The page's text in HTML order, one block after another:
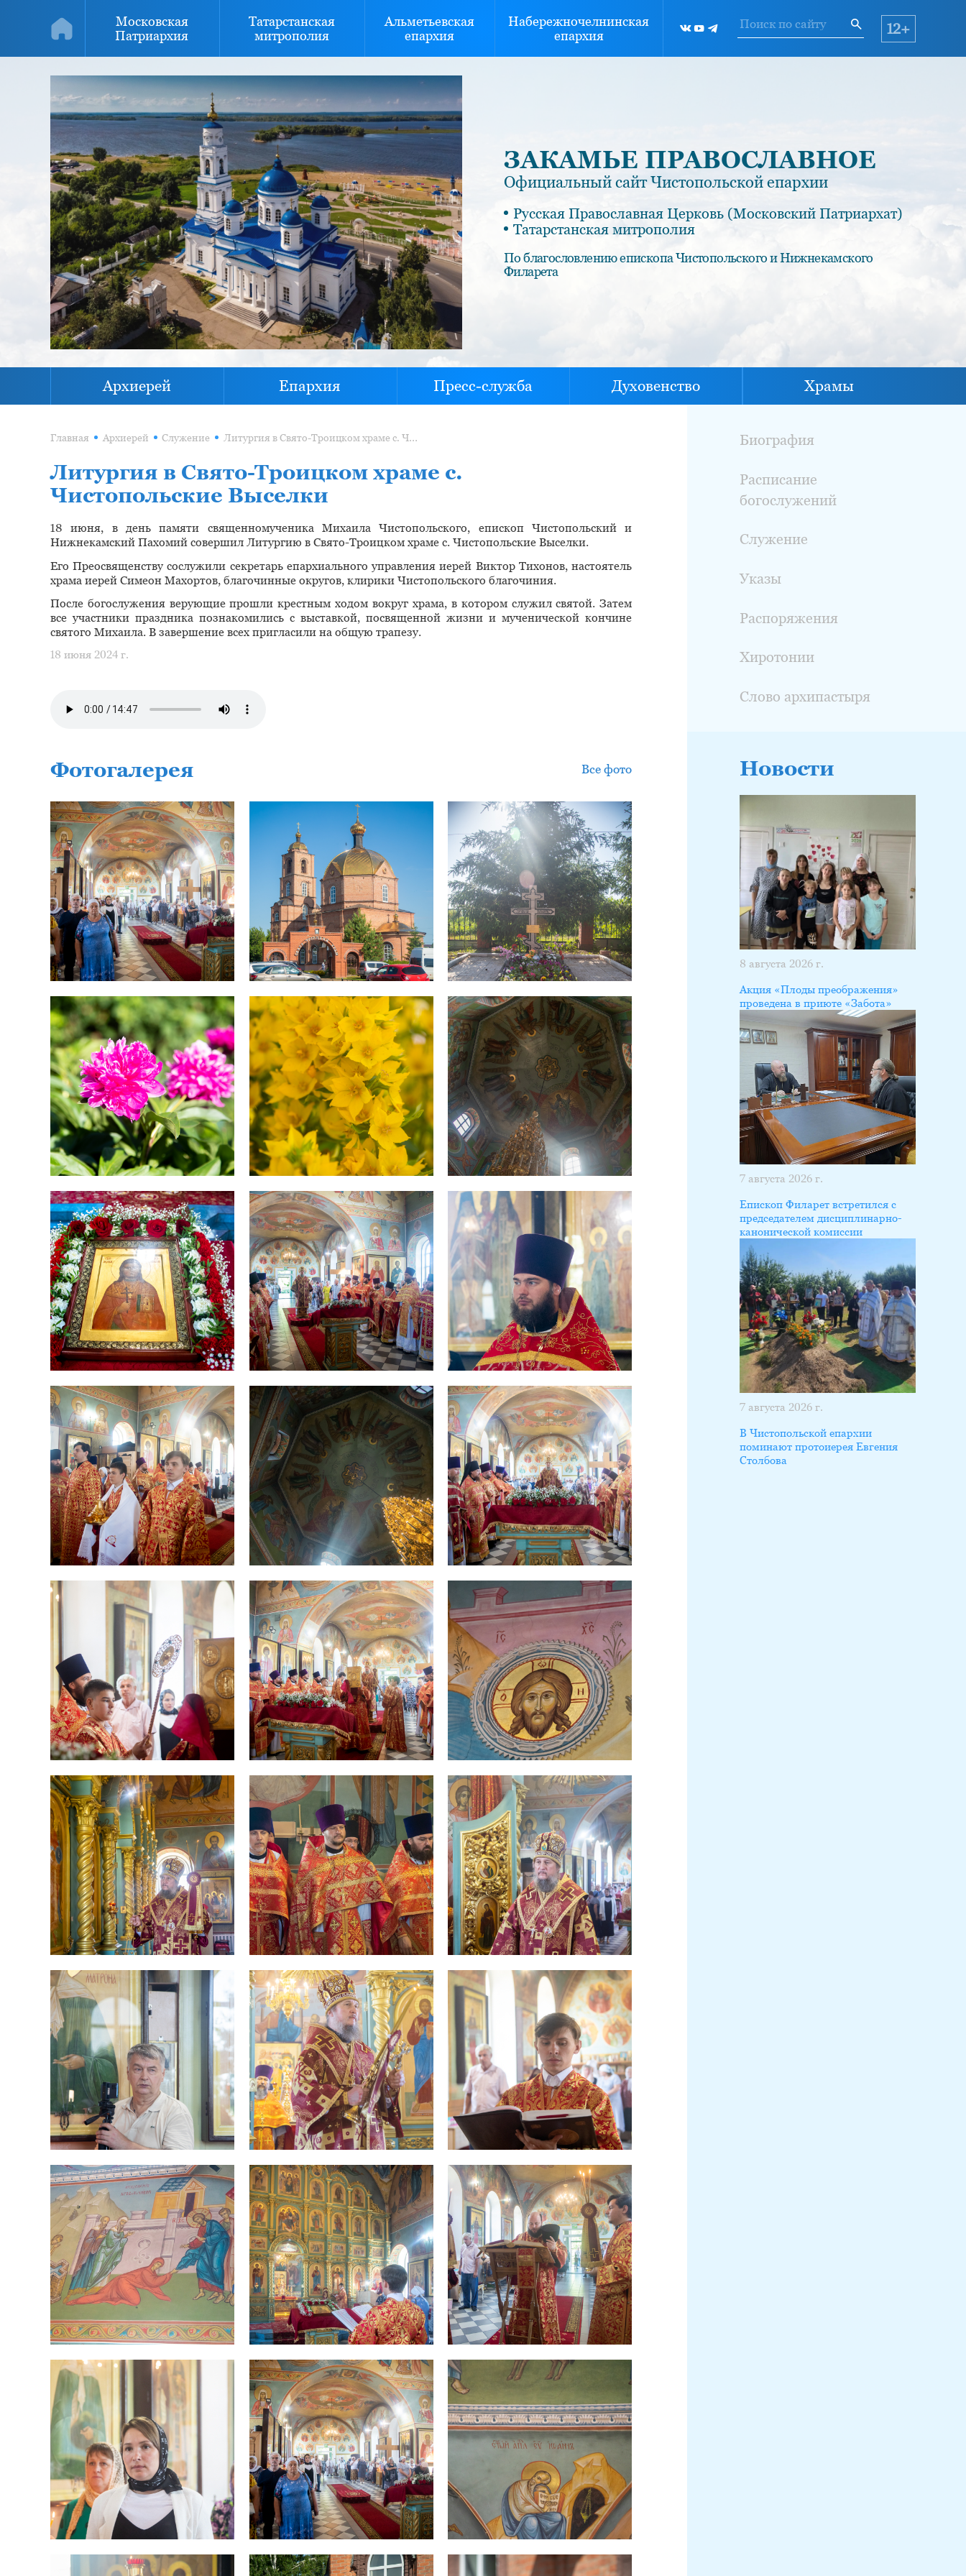
Московская
Патриархия
Татарстанская
митрополия
Альметьевская
епархия
Набережночелнинская
епархия
12+
ЗАКАМЬЕ ПРАВОСЛАВНОЕ
Официальный сайт Чистопольской епархии
Русская Православная Церковь (Московский Патриархат)
Татарстанская митрополия
По благословлению епископа Чистопольского и Нижнекамского
Филарета
Архиерей Епархия Пресс-служба Духовенство Храмы
Главная Архиерей Служение Литургия в Свято-Троицком храме с. Чистопольские Выселки
Литургия в Свято-Троицком храме с.
Чистопольские Выселки
18 июня, в день памяти священномученика Михаила Чистопольского, епископ Чистопольский и
Нижнекамский Пахомий совершил Литургию в Свято-Троицком храме с. Чистопольские Выселки.
Его Преосвященству сослужили секретарь епархиального управления иерей Виктор Тихонов, настоятель
храма иерей Симеон Махортов, благочинные округов, клирики Чистопольского благочиния.
После богослужения верующие прошли крестным ходом вокруг храма, в котором служил святой. Затем
все участники праздника познакомились с выставкой, посвященной жизни и мученической кончине
святого Михаила. В завершение всех пригласили на общую трапезу.
18 июня 2024 г.
Фотогалерея Все фото
Биография
Расписание
богослужений
Служение
Указы
Распоряжения
Хиротонии
Слово архипастыря
Новости
8 августа 2026 г.
Акция «Плоды преображения»
проведена в приюте «Забота»
7 августа 2026 г.
Епископ Филарет встретился с
председателем дисциплинарно-
канонической комиссии
7 августа 2026 г.
В Чистопольской епархии
поминают протоиерея Евгения
Столбова